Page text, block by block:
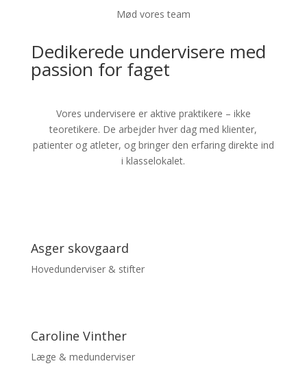
Mød vores team
Dedikerede undervisere med
passion for faget
Vores undervisere er aktive praktikere – ikke
teoretikere. De arbejder hver dag med klienter,
patienter og atleter, og bringer den erfaring direkte ind
i klasselokalet.
Asger skovgaard
Hovedunderviser & stifter
Caroline Vinther
Læge & medunderviser